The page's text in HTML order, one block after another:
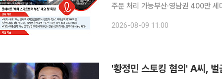
주문 처리 가능부산·영남권 400만
2026-08-09 11:00
'황정민 스토킹 혐의' A씨,